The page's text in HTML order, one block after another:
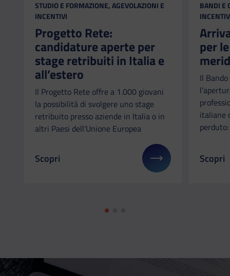
CATEGORIA:
STUDIO E FORMAZIONE, AGEVOLAZIONI E
INCENTIVI
Progetto Rete:
candidature aperte per
stage retribuiti in Italia e
all’estero
Il Progetto Rete offre a 1.000 giovani
la possibilità di svolgere uno stage
retribuito presso aziende in Italia o in
altri Paesi dell’Unione Europea
Il link ti porterà ad avere maggiori dettagli su:
Scopri
BANDI E
per
Il
italiane
Il link
Scopri